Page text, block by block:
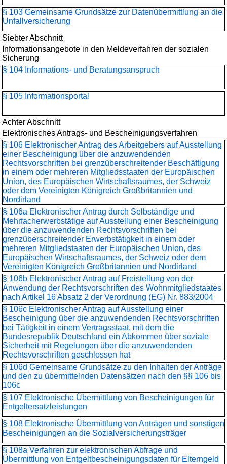
§ 103 Gemeinsame Grundsätze zur Datenübermittlung an die
Unfallversicherung
Siebter Abschnitt
Informationsangebote in den Meldeverfahren der sozialen
Sicherung
§ 104 Informations- und Beratungsanspruch
§ 105 Informationsportal
Achter Abschnitt
Elektronisches Antrags- und Bescheinigungsverfahren
§ 106 Elektronischer Antrag des Arbeitgebers auf Ausstellung
einer Bescheinigung über die anzuwendenden
Rechtsvorschriften bei grenzüberschreitender Beschäftigung
in einem oder mehreren Mitgliedsstaaten der Europäischen
Union, des Europäischen Wirtschaftsraumes, der Schweiz
oder dem Vereinigten Königreich Großbritannien und
Nordirland
§ 106a Elektronischer Antrag durch Selbständige und
Mehrfacherwerbstätige auf Ausstellung einer Bescheinigung
über die anzuwendenden Rechtsvorschriften bei
grenzüberschreitender Erwerbstätigkeit in einem oder
mehreren Mitgliedstaaten der Europäischen Union, des
Europäischen Wirtschaftsraumes, der Schweiz oder dem
Vereinigten Königreich Großbritannien und Nordirland
§ 106b Elektronischer Antrag auf Freistellung von der
Anwendung der Rechtsvorschriften des Wohnmitgliedstaates
nach Artikel 16 Absatz 2 der Verordnung (EG) Nr. 883/2004
§ 106c Elektronischer Antrag auf Ausstellung einer
Bescheinigung über die anzuwendenden Rechtsvorschriften
bei Tätigkeit in einem Vertragsstaat, mit dem die
Bundesrepublik Deutschland ein Abkommen über soziale
Sicherheit mit Regelungen über die anzuwendenden
Rechtsvorschriften geschlossen hat
§ 106d Gemeinsame Grundsätze zu den Inhalten der Anträge
und den zu übermittelnden Datensätzen nach den §§ 106 bis
106c
§ 107 Elektronische Übermittlung von Bescheinigungen für
Entgeltersatzleistungen
§ 108 Elektronische Übermittlung von Anträgen und sonstigen
Bescheinigungen an die Sozialversicherungsträger
§ 108a Verfahren zur elektronischen Abfrage und
Übermittlung von Entgeltbescheinigungsdaten für Elterngeld